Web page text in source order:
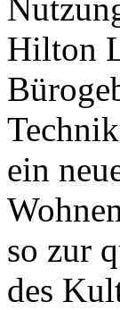
Hilton
ein
so zur
des